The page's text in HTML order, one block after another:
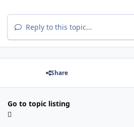
Reply to this topic...
Share
Go to topic listing